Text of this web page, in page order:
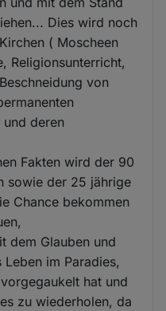
Dies wird noch
( Moscheen
Religionsunterricht,
von
und deren
Fakten wird der 90
sowie der 25 jährige
Chance bekommen
dem Glauben und
im Paradies,
hat und
zu wiederholen, da